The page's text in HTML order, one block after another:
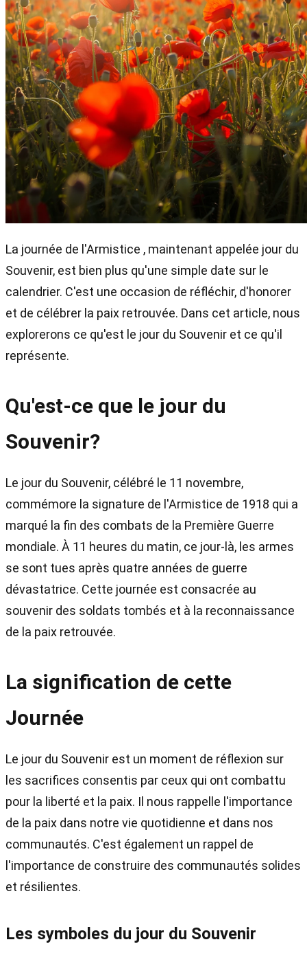
La journée de l'Armistice , maintenant appelée jour du
Souvenir, est bien plus qu'une simple date sur le
calendrier. C'est une occasion de réfléchir, d'honorer
et de célébrer la paix retrouvée. Dans cet article, nous
explorerons ce qu'est le jour du Souvenir et ce qu'il
représente.
Qu'est-ce que le jour du
Souvenir?
Le jour du Souvenir, célébré le 11 novembre,
commémore la signature de l'Armistice de 1918 qui a
marqué la fin des combats de la Première Guerre
mondiale. À 11 heures du matin, ce jour-là, les armes
se sont tues après quatre années de guerre
dévastatrice. Cette journée est consacrée au
souvenir des soldats tombés et à la reconnaissance
de la paix retrouvée.
La signification de cette
Journée
Le jour du Souvenir est un moment de réflexion sur
les sacrifices consentis par ceux qui ont combattu
pour la liberté et la paix. Il nous rappelle l'importance
de la paix dans notre vie quotidienne et dans nos
communautés. C'est également un rappel de
l'importance de construire des communautés solides
et résilientes.
Les symboles du jour du Souvenir